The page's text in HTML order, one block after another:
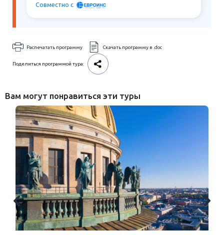
Совместно c
Распечатать программу Скачать программу в .doc
Поделиться программой тура:
Вам могут понравиться эти туры